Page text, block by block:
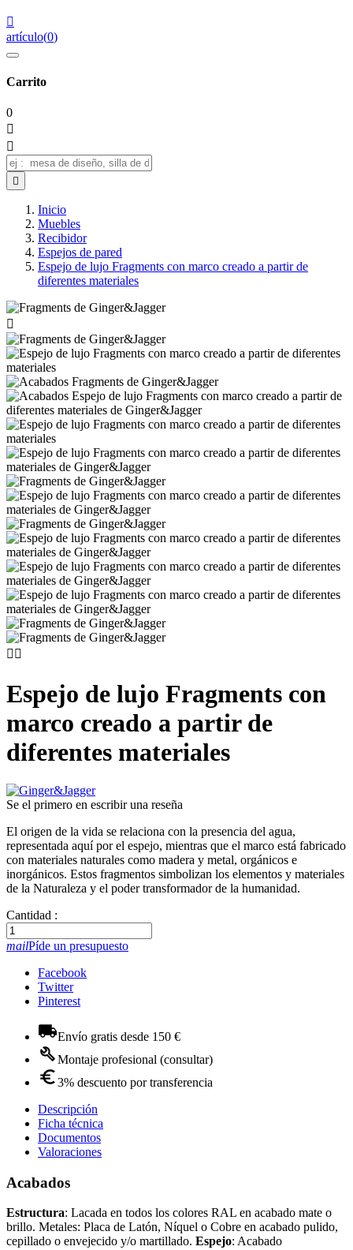

artículo(0)
Carrito
0



Inicio
Muebles
Recibidor
Espejos de pared
Espejo de lujo Fragments con marco creado a partir de
diferentes materiales

 
Espejo de lujo Fragments con
marco creado a partir de
diferentes materiales
Se el primero en escribir una reseña
El origen de la vida se relaciona con la presencia del agua,
representada aquí por el espejo, mientras que el marco está fabricado
con materiales naturales como madera y metal, orgánicos e
inorgánicos. Estos fragmentos simbolizan los elementos y materiales
de la Naturaleza y el poder transformador de la humanidad.
Cantidad :
mailPíde un presupuesto
Facebook
Twitter
Pinterest
Envío gratis desde 150 €
Montaje profesional (consultar)
3% descuento por transferencia
Descripción
Ficha técnica
Documentos
Valoraciones
Acabados
Estructura: Lacada en todos los colores RAL en acabado mate o
brillo. Metales: Placa de Latón, Níquel o Cobre en acabado pulido,
cepillado o envejecido y/o martillado. Espejo: Acabado